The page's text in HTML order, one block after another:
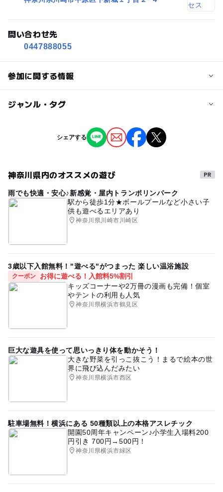
問い合わせ先
0447888055
参加に関する情報
対象年齢
注意・制限事項
【問い合わせ先】
新城こども文化センター
ジャンル・タグ
タグ
オープンデータ利用 川崎市情報提供
シェアする
神奈川県内のオススメの遊び
雨でも快適・安心♪新感覚・屋内トランポリンパーク
駅から徒歩1分★ボールプールなど小さい子
供も遊べるエリアあり
神奈川県川崎市川崎区
3歳以下入館無料！"遊べる"がつまった 楽しい温浴施設
クーポン
お得に遊べる！入館料5%割引
キッズコーナーや2万冊の漫画も完備！個室
やテントの利用も人気
神奈川県横浜市鶴見区
巨大な遊具を使って思いっきり体を動かそう！
大きな野菜を引っこ抜こう！まるで絵本の世
界に飛び込んだみたい
神奈川県横浜市西区
駐車場無料！横浜にある 50種類以上の本格アスレチック
開園50周年キャンペーン♪小学生入場料200
円引き 700円→500円！
神奈川県横浜市緑区